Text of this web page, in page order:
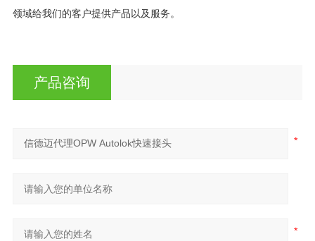
领域给我们的客户提供产品以及服务。
产品咨询